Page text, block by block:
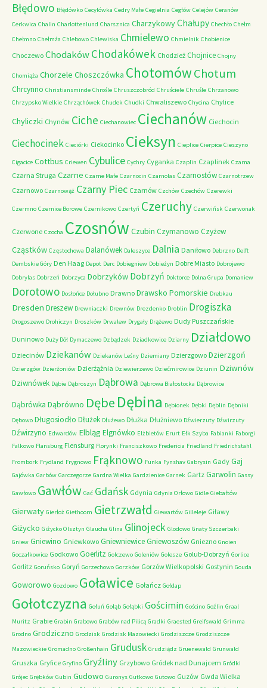
Błędowo Błędówko Cecylówka Cedry Małe Cegielnia Cegłów Celejów Ceranów
Cerkwica Chalin Charlottenlund Charsznica CharzykowyChałupy Chechło Chełm
Chełmno Chełmża Chlebowo Chlewiska Chmielewo Chmielnik Chobienice
Choczewo ChodakówChodakówek Chodzież Chojnice Chojny
Chomiąża Chorzele Choszczówka ChotomówChotum
Chrcynno Christiansminde Chrośle Chruszczobród Chruściele Chruśle Chrzanowo
Chrzypsko Wielkie Chrząchówek Chudek Chudki Chwaliszewo Chycina Chylice
Chyliczki Chynów Ciche Ciechanowiec Ciechanów Ciechocin
Ciechocinek Cieciórki Ciekocinko Cieksyn Cieplice Cierpice Cieszyno
Cigacice Cottbus Criewen Cybulice Cychry Cyganka Czaplin Czaplinek Czarna
Czarna Struga Czarne Czarne Małe Czarnocin Czarnolas Czarnostów Czarnotrzew
Czarnowo Czarnowąż Czarny Piec Czarnów Czchów Czechów Czerewki
Czermno Czernice Borowe Czernikowo Czertyń Czeruchy Czerwińsk Czerwonak
Czerwone Czocha Czosnów Czubin Czymanowo Czyżew
Cząstków Częstochowa Dalanówek Daleszyce Dalnia Daniłowo Debrzno Delft
Dembskie Góry Den Haag Depot Derc Dobiegniew Dobieżyn Dobre Miasto Dobrojewo
Dobrylas Dobrzeń Dobrzyca Dobrzyków Dobrzyń Doktorce Dolna Grupa Domaniew
Dorotowo Dosłońce Dołubno Drawno Drawsko Pomorskie Drebkau
Dresden Dreszew Drewniaczki Drewnów Drezdenko Droblin Drogiszka
Drogoszewo Drohiczyn Droszków Drwalew Drygały Drążewo Dudy Puszczańskie
Duninowo Duży Dół Dymaczewo Dzbądzek Dziadkowice Dziarny Działdowo
Dziecinów Dziekanów Dziekanów Leśny Dziemiany Dzierzgowo Dzierzgoń
Dzierzgów Dzierżoniów Dzierżążnia Dziewierzewo Dziećmirowice Dziunin Dziwnów
Dziwnówek Dąbie Dąbroszyn Dąbrowa Dąbrowa Białostocka Dąbrowice
Dąbrówka Dąbrówno Dębe Dębina Dębionek Dębki Dęblin Dębniki
Dębowo Długosiodło Dłużek Dłużewo Dłużka Dłużniewo Dźwierzuty Dźwirzuty
Dźwirzyno Edwardów Elbląg Elgnówko Elżbietów Erurt Ełk Szyba Fabianki Faborgi
Falkowo Flansburg Flensburg Florynki Franciszkowo Fredericia Friedland Friedrichstahl
Frombork Frydland Frygnowo Frąknowo Funka Fynshav Gabrysin Gady Gaj
Gajówka Garbów Garczegorze Gardna Wielka Gardzienice Garnek Gartz Garwolin Gassy
Gawłowo Gawłów Gać Gdańsk Gdynia Gdynia Orłowo Gidle Giebałtów
Gierwaty Gierłoż Giethoorn Gietrzwałd Giewartów Gilleleje Giławy
Giżycko Giżycko Olsztyn Glaucha Glina Glinojeck Glodowo Gnaty Szczerbaki
Gniew Gniewino Gniewkowo GniewniewiceGniewoszów Gniezno Gnoien
Goczałkowice Godkowo Goerlitz Golczewo Goleniów Golesze Golub-Dobrzyń Gorlice
Gorlitz Goruńsko Goryń Gorzechowo Gorzków Gorzów Wielkopolski Gostynin Gouda
Goworowo Gozdowo Goławice Gołańcz Gołdap
Gołotczyzna Gołuń Gołąb Gołąbki Gościmin Gościno Goźlin Graal
Muritz Grabie Grabin Grabowo Grabów nad Pilicą Gradki Graested Greifswald Grimma
Grodno Grodziczno Grodzisk Grodzisk Mazowiecki Grodziszcze Grodziszcze
Mazowieckie Gromadno Großenhain Grudusk Grudziądz Gruenewald Grunwald
Gruszka Gryfice Gryfino Gryźliny Grzybowo Gródek nad Dunajcem Gródki
Grójec Grębków Gubin Gudowo Guronys Gutkowo Gutowo Guzów Gwda Wielka